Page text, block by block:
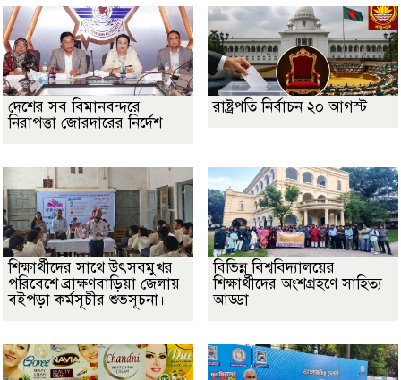
দেশের সব বিমানবন্দরে
নিরাপত্তা জোরদারের নির্দেশ
রাষ্ট্রপতি নির্বাচন ২০ আগস্ট
শিক্ষার্থীদের সাথে উৎসবমুখর
পরিবেশে ব্রাক্ষণবাড়িয়া জেলায়
বইপড়া কর্মসূচীর শুভসূচনা।
বিভিন্ন বিশ্ববিদ্যালয়ের
শিক্ষার্থীদের অংশগ্রহণে সাহিত্য
আড্ডা